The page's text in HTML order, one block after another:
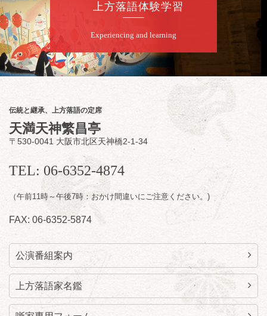
8月9日（日）
らららのらくご会④
桂雀太「まんじゅうこわい」／桂三度「青
菜」／桂三実「ミュージック野菜ステーショ
ン」／桂九ノ一「胴乱の幸助」／代走みつく
に「なんのこっちゃねんあれこれ」
開演：午後6時（5時30分開場）全席指定
前売3,000円 当日3,500円
お問合せ：らららのらくご会予約事務局
090-6976-1777 email：
lalalanorakugo@gmail.com
上方落語体験学習
Experiencing and learning
伝統と継承、上方落語の定席
天満天神繁昌亭
〒530-0041 大阪市北区天神橋2-1-34
TEL: 06-6352-4874
（午前11時～午後7時：おかけ間違いにご注意ください。)
FAX: 06-6352-5874
公演番組案内
上方落語家名鑑